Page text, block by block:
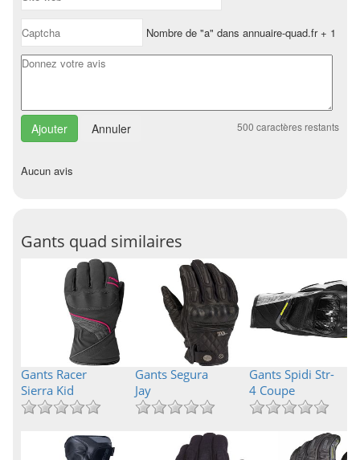
Nombre de "a" dans annuaire-quad.fr + 1
Annuler 500 caractères restants
Aucun avis
Gants quad similaires
Gants Racer
Sierra Kid
Gants Segura
Jay
Gants Spidi Str-
4 Coupe